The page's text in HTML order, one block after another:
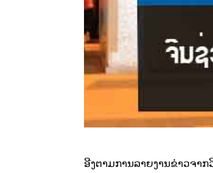
ອີງຕາມການລາຍງານຂ່າວຈາ